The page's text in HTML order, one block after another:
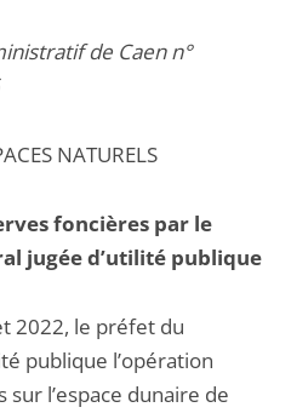
de Caen n°
NATURELS
foncières par le
jugée d’utilité publique
2022, le préfet du
publique l’opération
sur l’espace dunaire de